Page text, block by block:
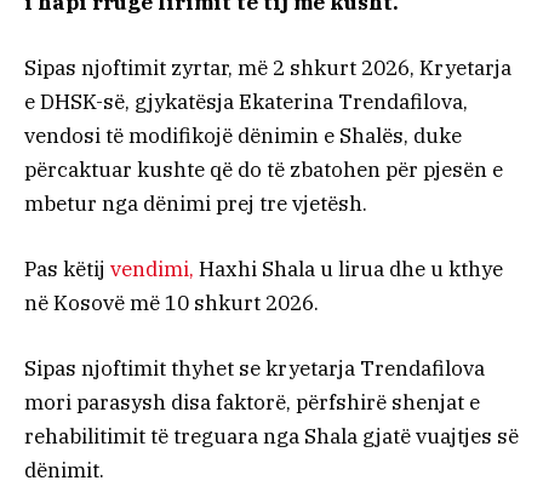
Sipas njoftimit zyrtar, më 2 shkurt 2026, Kryetarja
e DHSK-së, gjykatësja Ekaterina Trendafilova,
vendosi të modifikojë dënimin e Shalës, duke
përcaktuar kushte që do të zbatohen për pjesën e
mbetur nga dënimi prej tre vjetësh.
Pas këtij vendimi, Haxhi Shala u lirua dhe u kthye
në Kosovë më 10 shkurt 2026.
Sipas njoftimit thyhet se kryetarja Trendafilova
mori parasysh disa faktorë, përfshirë shenjat e
rehabilitimit të treguara nga Shala gjatë vuajtjes së
dënimit.